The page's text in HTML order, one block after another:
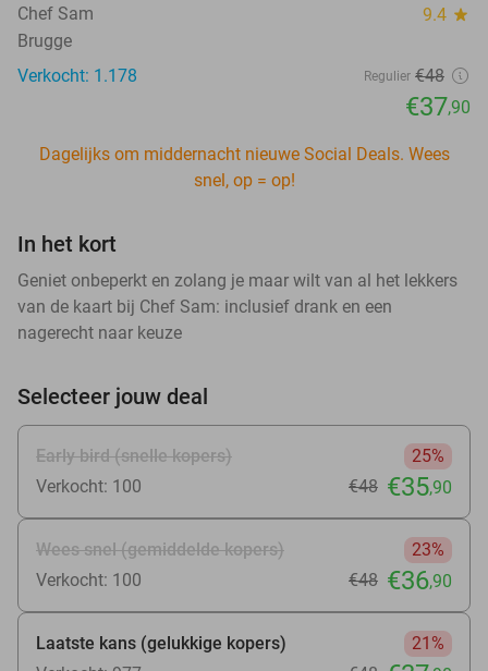
Chef Sam 9.4 star
Brugge
Verkocht: 1.178
Regulier €48
€37,90
Dagelijks om middernacht nieuwe Social Deals. Wees
snel, op = op!
In het kort
Geniet onbeperkt en zolang je maar wilt van al het lekkers
van de kaart bij Chef Sam: inclusief drank en een
nagerecht naar keuze
Selecteer jouw deal
Early bird (snelle kopers)
25%
Verkocht: 100
€48 €35,90
Wees snel (gemiddelde kopers)
23%
Verkocht: 100
€48 €36,90
Laatste kans (gelukkige kopers)
21%